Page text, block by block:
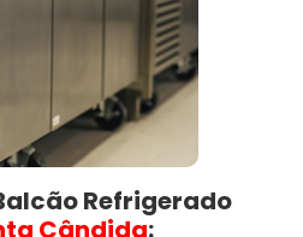
Refrigerado
Cândida​: